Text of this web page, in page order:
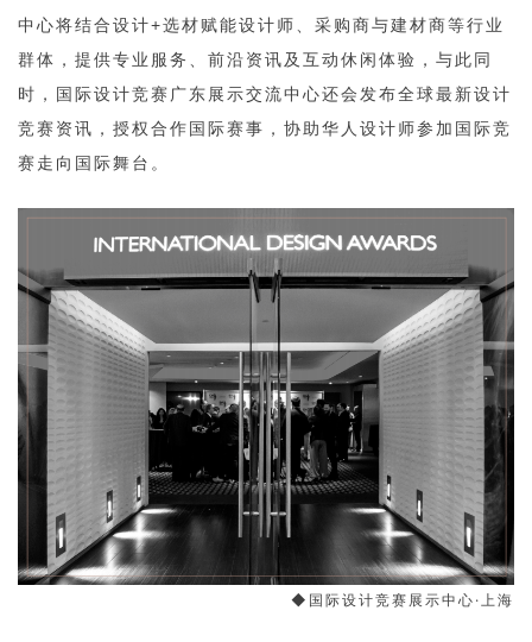
中心将结合设计+选材赋能设计师、采购商与建材商等行业
群体，提供专业服务、前沿资讯及互动休闲体验， 与此同
时，国际设计竞赛广东展示交流中心还会发布全球最新设计
竞赛资讯，授权合作国际赛事，协助华人设计师参加国际竞
赛走向国际舞台。
◆ 国际设计竞赛展示中心·上海